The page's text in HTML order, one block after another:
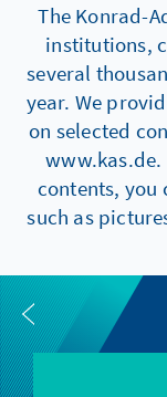
The Konrad-
institutions,
several
year. We
on selected
contents,
such as